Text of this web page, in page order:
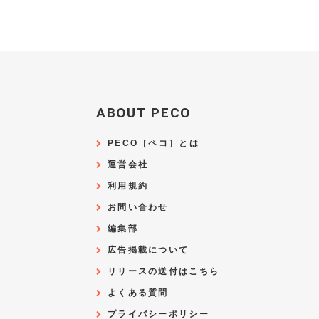
ABOUT PECO
PECO［ペコ］とは
運営会社
利用規約
お問い合わせ
編集部
広告掲載について
リリースの送付はこちら
よくある質問
プライバシーポリシー